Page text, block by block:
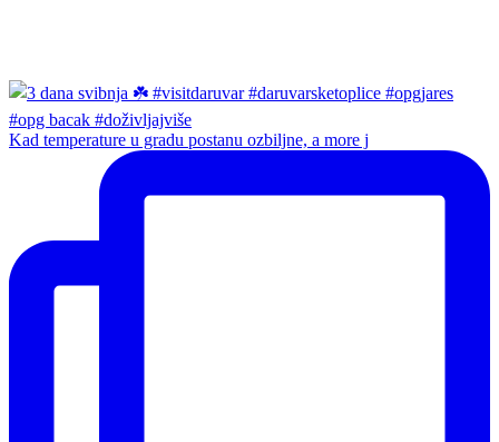
Kad temperature u gradu postanu ozbiljne, a more j